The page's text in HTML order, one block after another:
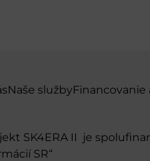
Naše službyFinancovanie
SK4ERA II je
SR“